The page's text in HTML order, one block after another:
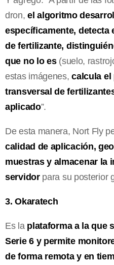
dron,el algoritmo
específicamente,
de fertilizante,
que no lo es(suelo,
estas imágenes,calcula
transversal de
aplicado”.
De esta manera, Nort Fly
calidad de aplicación,
muestras y almacenar la
servidorpara su posterior
3. Okaratech
Es la plataforma a la que
Serie 6 y permite
de forma remota y en